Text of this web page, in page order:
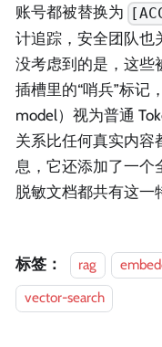
账号都被替换为
计追踪，安全团队也
没考虑到的是，这些
插槽里的“哨兵”标记
model）视为普通
关系比任何真实内容
息，它还添加了一个
脱敏文档都共有这一
标签： rag
vector-search